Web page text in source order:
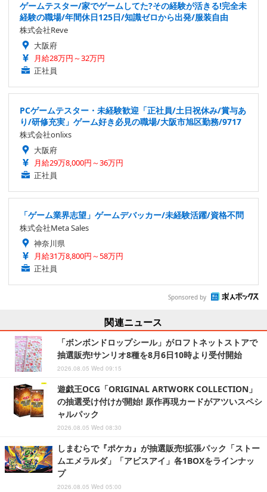
ゲームテスター/家でゲームしてた?その経験が活きる!完全未
経験の職場/年間休日125日/知識ゼロから出発/服装自由
株式会社Reve
大阪府
月給28万円～32万円
正社員
PCゲームテスター・未経験歓迎「正社員/土日祝休み/賞与あ
り/研修充実」ゲーム好き必見の職場/大阪市旭区勤務/9717
株式会社onlixs
大阪府
月給29万8,000円～36万円
正社員
「ゲーム業界志望」ゲームデバッカー/未経験活躍/資格不問
株式会社Meta Sales
神奈川県
月給31万8,800円～58万円
正社員
Sponsored by
関連ニュース
「ボンボンドロップシール」がロフトネットストアで
抽選販売!サンリオ8種を8月6日10時より受付開始
2026.08.05 Wed 09:15
遊戯王OCG「ORIGINAL ARTWORK COLLECTION」
の抽選受け付けが開始! 原作再現カードがアツいスペシ
ャルパック
2026.08.05 Wed 08:30
しまむらで『ポケカ』が抽選販売!拡張パック「ストー
ムエメラルダ」「アビスアイ」各1BOXをラインナッ
プ
2026.08.05 Wed 05:00